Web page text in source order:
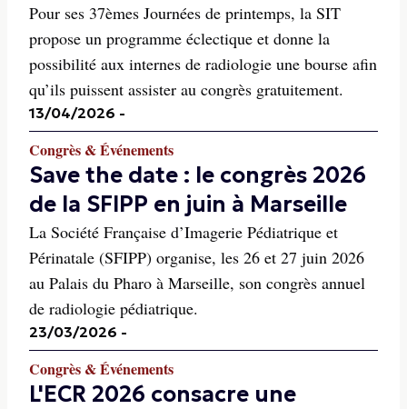
Pour ses 37èmes Journées de printemps, la SIT
propose un programme éclectique et donne la
possibilité aux internes de radiologie une bourse afin
qu’ils puissent assister au congrès gratuitement.
13/04/2026 -
Congrès & Événements
Save the date : le congrès 2026
de la SFIPP en juin à Marseille
La Société Française d’Imagerie Pédiatrique et
Périnatale (SFIPP) organise, les 26 et 27 juin 2026
au Palais du Pharo à Marseille, son congrès annuel
de radiologie pédiatrique.
23/03/2026 -
Congrès & Événements
L'ECR 2026 consacre une